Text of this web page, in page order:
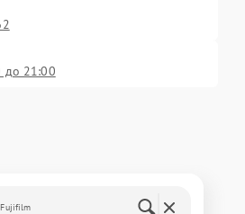
до 21:00
Fujifilm